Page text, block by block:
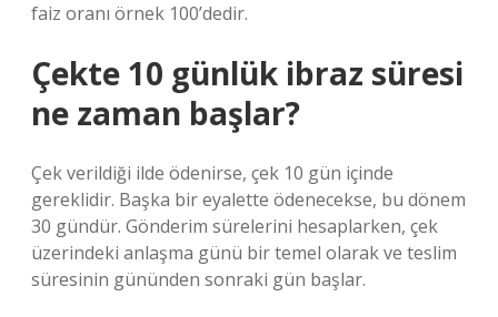
faiz oranı örnek 100’dedir.
Çekte 10 günlük ibraz süresi
ne zaman başlar?
Çek verildiği ilde ödenirse, çek 10 gün içinde
gereklidir. Başka bir eyalette ödenecekse, bu dönem
30 gündür. Gönderim sürelerini hesaplarken, çek
üzerindeki anlaşma günü bir temel olarak ve teslim
süresinin gününden sonraki gün başlar.